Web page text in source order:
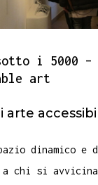
i 5000 –
art
arte
dinamico e
a chi si